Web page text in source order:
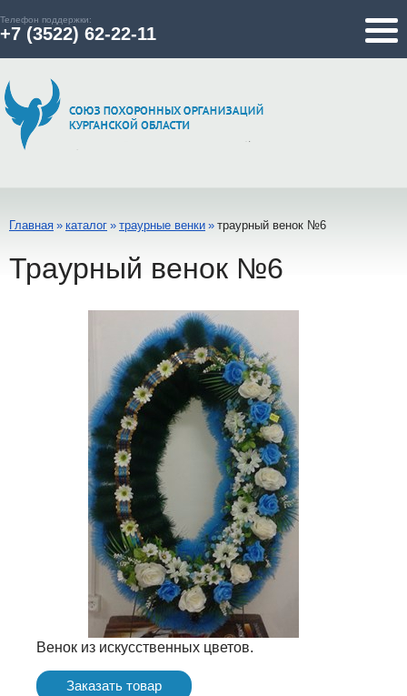
Телефон поддержки:
+7 (3522) 62-22-11
Главная » каталог » траурные венки » траурный венок №6
Траурный венок №6
Венок из искусственных цветов.
Заказать товар